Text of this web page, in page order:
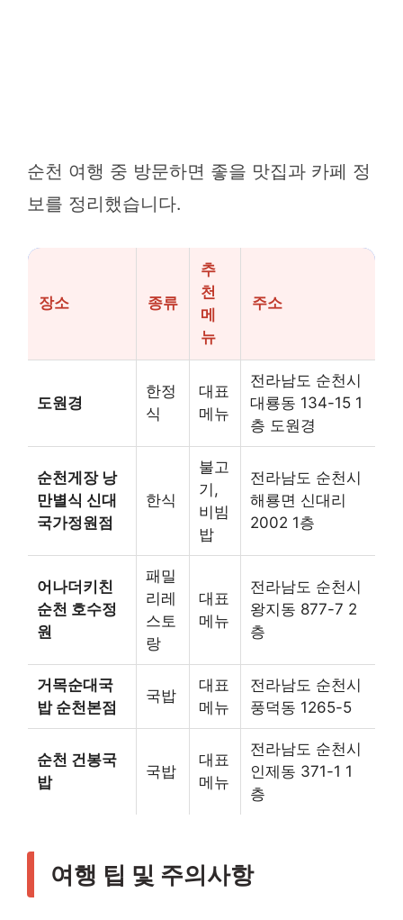
순천 여행 중 방문하면 좋을 맛집과 카페 정
보를 정리했습니다.
장소 종류
추
천
메
뉴
주소
도원경
한정
식
대표
메뉴
전라남도 순천시
대룡동 134-15 1
층 도원경
순천게장 낭
만별식 신대
국가정원점
한식
불고
기,
비빔
밥
전라남도 순천시
해룡면 신대리
2002 1층
어나더키친
순천 호수정
원
패밀
리레
스토
랑
대표
메뉴
전라남도 순천시
왕지동 877-7 2
층
거목순대국
밥 순천본점
국밥
대표
메뉴
전라남도 순천시
풍덕동 1265-5
순천 건봉국
밥
국밥
대표
메뉴
전라남도 순천시
인제동 371-1 1
층
여행 팁 및 주의사항